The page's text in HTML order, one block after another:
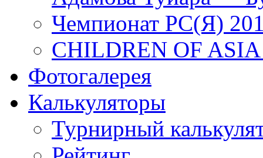
Чемпионат РС(Я)
CHILDREN OF
Фотогалерея
Калькуляторы
Турнирный